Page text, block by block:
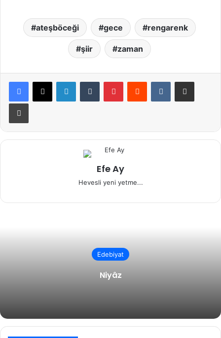
ateşböceği gece rengarenk
şiir zaman
LinkedInTumblr PinterestReddit VKontakteE-Posta ile paylaş
Yazdır
Efe Ay
Hevesli yeni yetme...
Edebiyat
Niyâz